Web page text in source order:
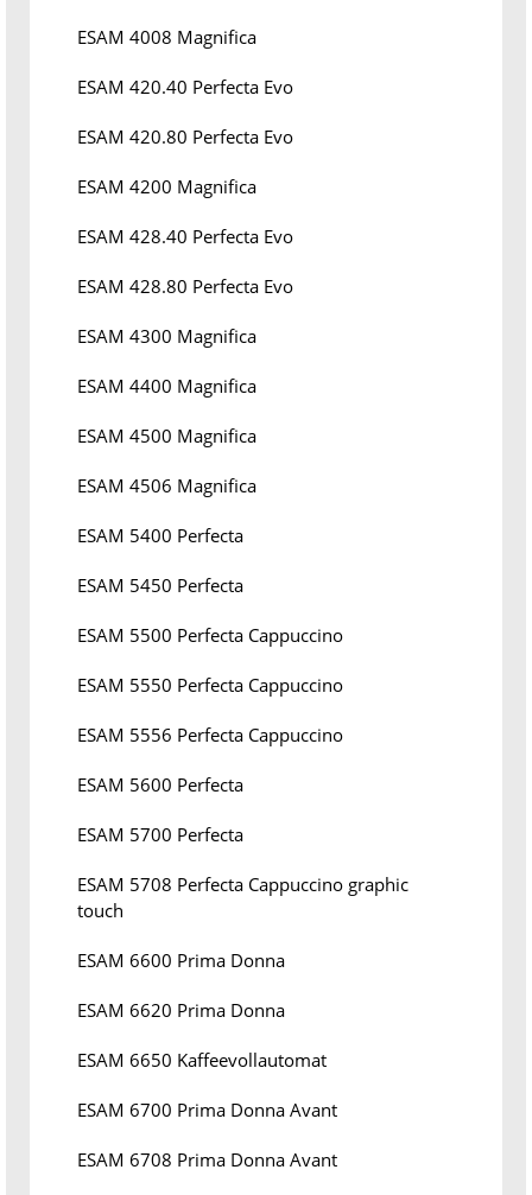
ESAM 4008 Magnifica
ESAM 420.40 Perfecta Evo
ESAM 420.80 Perfecta Evo
ESAM 4200 Magnifica
ESAM 428.40 Perfecta Evo
ESAM 428.80 Perfecta Evo
ESAM 4300 Magnifica
ESAM 4400 Magnifica
ESAM 4500 Magnifica
ESAM 4506 Magnifica
ESAM 5400 Perfecta
ESAM 5450 Perfecta
ESAM 5500 Perfecta Cappuccino
ESAM 5550 Perfecta Cappuccino
ESAM 5556 Perfecta Cappuccino
ESAM 5600 Perfecta
ESAM 5700 Perfecta
ESAM 5708 Perfecta Cappuccino graphic
touch
ESAM 6600 Prima Donna
ESAM 6620 Prima Donna
ESAM 6650 Kaffeevollautomat
ESAM 6700 Prima Donna Avant
ESAM 6708 Prima Donna Avant